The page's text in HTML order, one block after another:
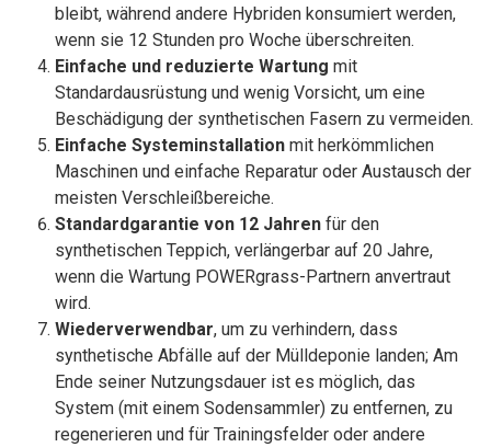
bleibt, während andere Hybriden konsumiert werden,
wenn sie 12 Stunden pro Woche überschreiten.
Einfache und reduzierte Wartung mit
Standardausrüstung und wenig Vorsicht, um eine
Beschädigung der synthetischen Fasern zu vermeiden.
Einfache Systeminstallation mit herkömmlichen
Maschinen und einfache Reparatur oder Austausch der
meisten Verschleißbereiche.
Standardgarantie von 12 Jahren für den
synthetischen Teppich, verlängerbar auf 20 Jahre,
wenn die Wartung POWERgrass-Partnern anvertraut
wird.
Wiederverwendbar, um zu verhindern, dass
synthetische Abfälle auf der Mülldeponie landen; Am
Ende seiner Nutzungsdauer ist es möglich, das
System (mit einem Sodensammler) zu entfernen, zu
regenerieren und für Trainingsfelder oder andere